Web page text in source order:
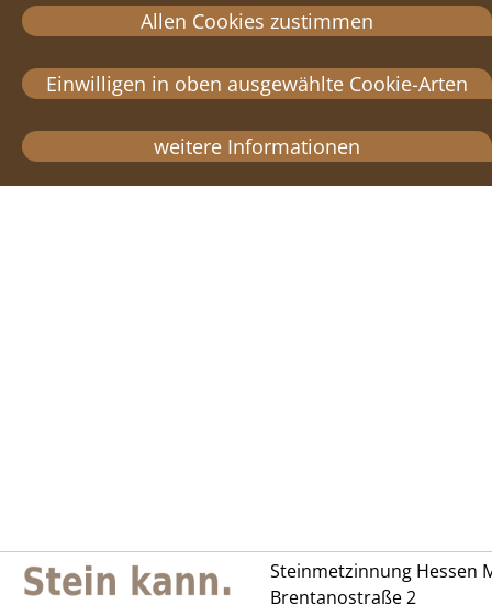
Steinmetzinnung Hessen
Brentanostraße 2
Allen Cookies zustimmen
Einwilligen in oben ausgewählte Cookie-Arten
weitere Informationen